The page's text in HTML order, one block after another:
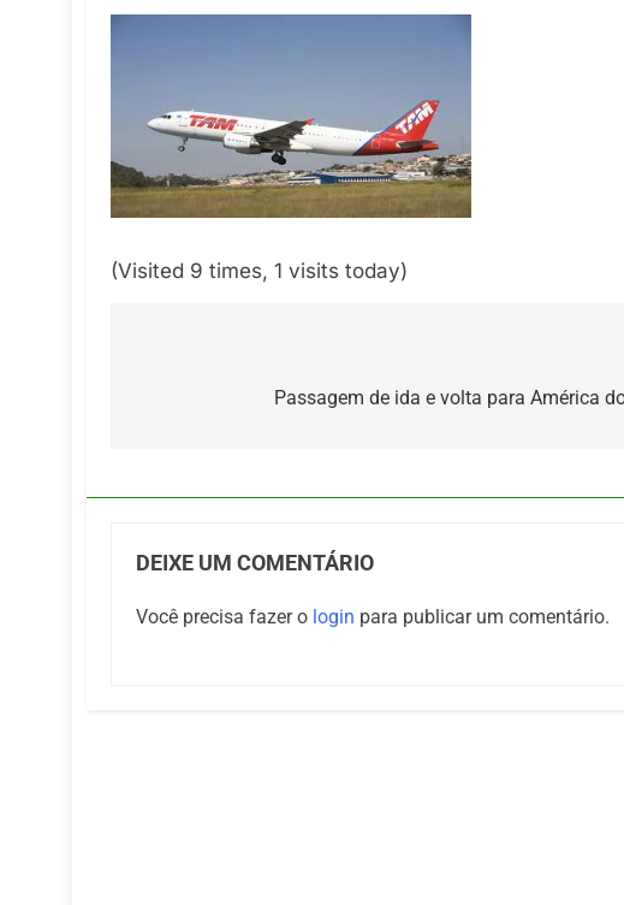
Azul retoma voos
(Visited 9 times, 1 visits today)
Passagem de ida e volta para América
DEIXE UM COMENTÁRIO
Você precisa fazer o login para publicar um comentário.